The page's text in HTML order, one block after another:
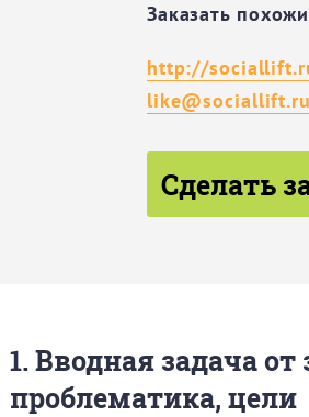
Заказать
http://
like@sociallift.ru
Сделать
1. Вводная задача от
проблематика, цели